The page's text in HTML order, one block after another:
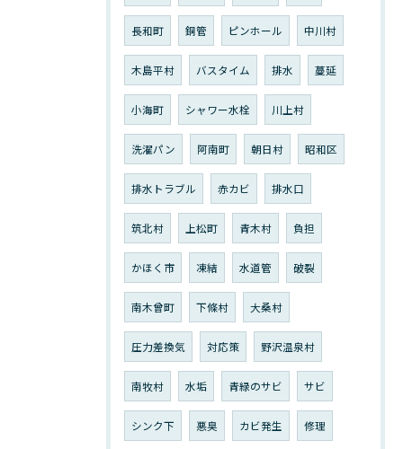
長和町 銅管 ピンホール 中川村
木島平村 バスタイム 排水 蔓延
小海町 シャワー水栓 川上村
洗濯パン 阿南町 朝日村 昭和区
排水トラブル 赤カビ 排水口
筑北村 上松町 青木村 負担
かほく市 凍結 水道管 破裂
南木曾町 下條村 大桑村
圧力差換気 対応策 野沢温泉村
南牧村 水垢 青緑のサビ サビ
シンク下 悪臭 カビ発生 修理